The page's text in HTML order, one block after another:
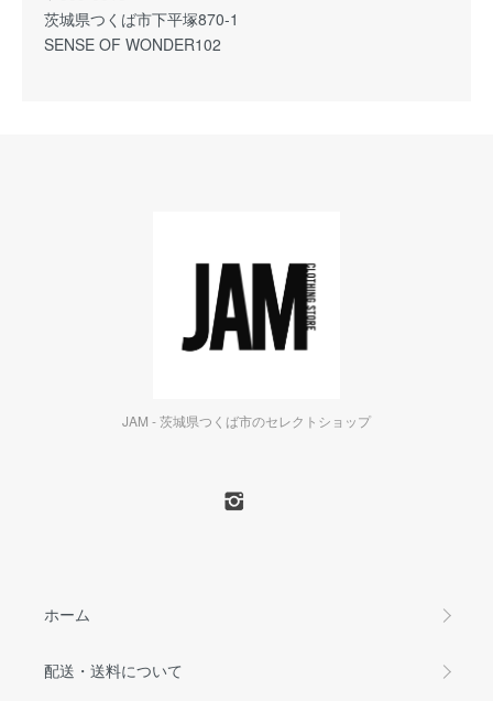
茨城県つくば市下平塚870-1
SENSE OF WONDER102
JAM - 茨城県つくば市のセレクトショップ
ホーム
配送・送料について